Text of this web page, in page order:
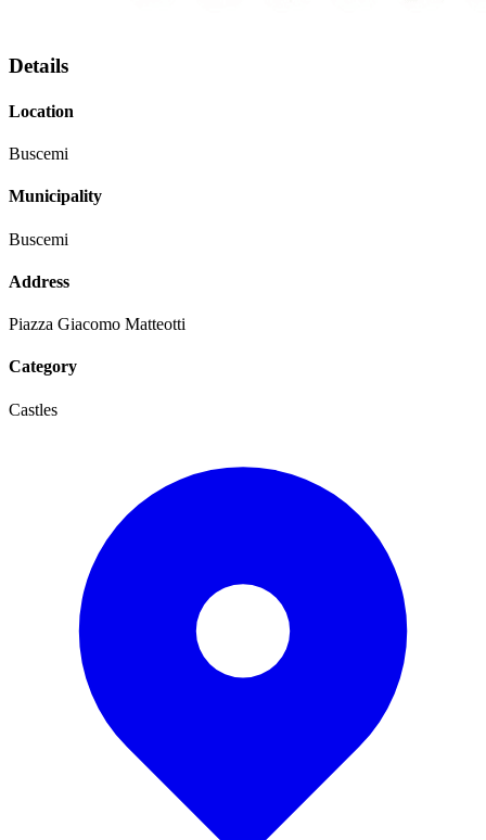
Details
Location
Buscemi
Municipality
Buscemi
Address
Piazza Giacomo Matteotti
Category
Castles